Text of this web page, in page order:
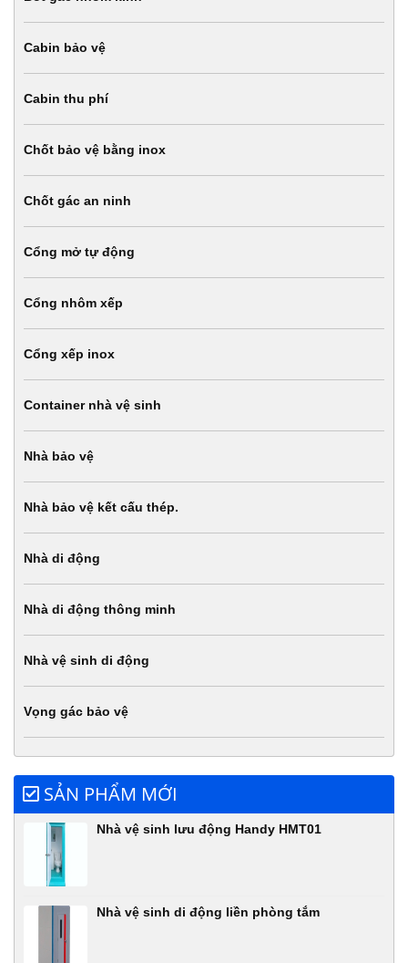
Cabin bảo vệ
Cabin thu phí
Chốt bảo vệ bằng inox
Chốt gác an ninh
Cổng mở tự động
Cổng nhôm xếp
Cổng xếp inox
Container nhà vệ sinh
Nhà bảo vệ
Nhà bảo vệ kết cấu thép.
Nhà di động
Nhà di động thông minh
Nhà vệ sinh di động
Vọng gác bảo vệ
SẢN PHẨM MỚI
Nhà vệ sinh lưu động Handy HMT01
Nhà vệ sinh di động liền phòng tắm